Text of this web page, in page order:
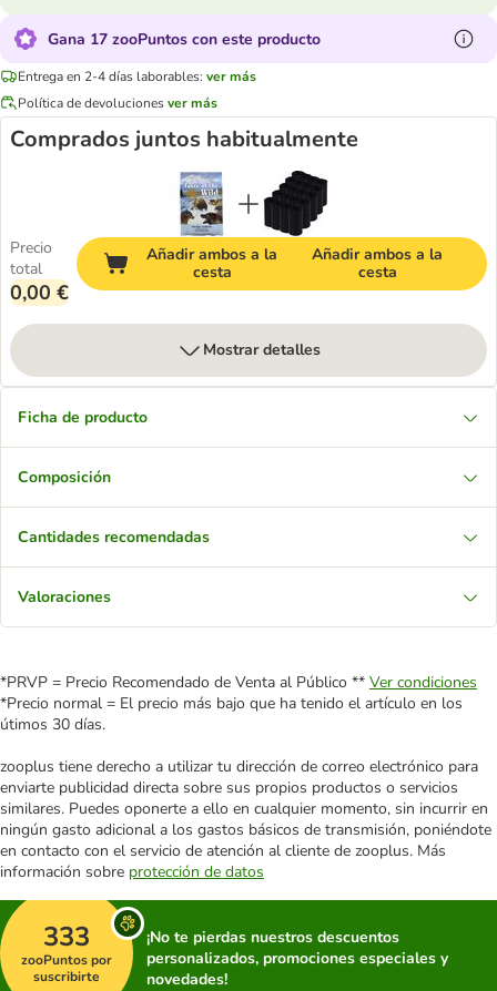
Gana 17 zooPuntos con este producto
Entrega en 2-4 días laborables: ver más
Política de devolucionesver más
Comprados juntos habitualmente
Precio
total
0,00 €
Añadir ambos a la
cesta
Añadir ambos a la
cesta
Mostrar detalles
Ficha de producto
Composición
Cantidades recomendadas
Valoraciones
*PRVP = Precio Recomendado de Venta al Público ** Ver condiciones
*Precio normal = El precio más bajo que ha tenido el artículo en los
útimos 30 días.
zooplus tiene derecho a utilizar tu dirección de correo electrónico para
enviarte publicidad directa sobre sus propios productos o servicios
similares. Puedes oponerte a ello en cualquier momento, sin incurrir en
ningún gasto adicional a los gastos básicos de transmisión, poniéndote
en contacto con el servicio de atención al cliente de zooplus. Más
información sobre protección de datos
333
zooPuntos por
suscribirte
¡No te pierdas nuestros descuentos
personalizados, promociones especiales y
novedades!